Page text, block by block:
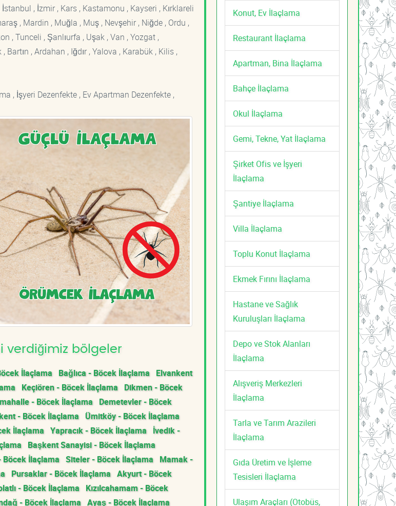
, İzmir , Kars , Kastamonu , Kayseri , Kırklareli
, Mardin , Muğla , Muş , Nevşehir , Niğde , Ordu ,
, Tunceli , Şanlıurfa , Uşak , Van , Yozgat ,
, Ardahan , Iğdır , Yalova , Karabük , Kilis ,
, İşyeri Dezenfekte , Ev Apartman Dezenfekte ,
verdiğimiz bölgeler
İlaçlama Bağlıca - Böcek İlaçlama Elvankent
Keçiören - Böcek İlaçlama Dikmen - Böcek
- Böcek İlaçlama Demetevler - Böcek
- Böcek İlaçlama Ümitköy - Böcek İlaçlama
İlaçlama Yapracık - Böcek İlaçlama İvedik -
Başkent Sanayisi - Böcek İlaçlama
Böcek İlaçlama Siteler - Böcek İlaçlama Mamak -
Pursaklar - Böcek İlaçlama Akyurt - Böcek
- Böcek İlaçlama Kızılcahamam - Böcek
- Böcek İlaçlama Ayaş - Böcek İlaçlama
Konut, Ev İlaçlama
Restaurant İlaçlama
Apartman, Bina İlaçlama
Bahçe İlaçlama
Okul İlaçlama
Gemi, Tekne, Yat İlaçlama
Şirket Ofis ve İşyeri
İlaçlama
Şantiye İlaçlama
Villa İlaçlama
Toplu Konut İlaçlama
Ekmek Fırını İlaçlama
Hastane ve Sağlık
Kuruluşları İlaçlama
Depo ve Stok Alanları
İlaçlama
Alışveriş Merkezleri
İlaçlama
Tarla ve Tarım Arazileri
İlaçlama
Gıda Üretim ve İşleme
Tesisleri İlaçlama
Ulaşım Araçları (Otobüs,